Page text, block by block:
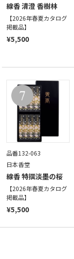
線香 清澄 香樹林
【2026年春夏カタログ
掲載品】
¥5,500
品番132-063
日本香堂
線香 特撰淡墨の桜
【2026年春夏カタログ
掲載品】
¥5,500